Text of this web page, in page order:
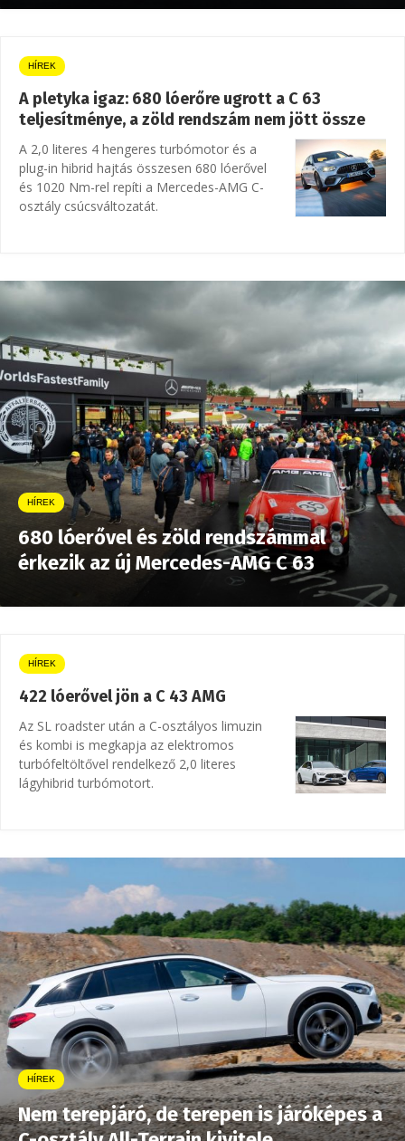
HÍREK
A pletyka igaz: 680 lóerőre ugrott a C 63
teljesítménye, a zöld rendszám nem jött össze
A 2,0 literes 4 hengeres turbómotor és a
plug-in hibrid hajtás összesen 680 lóerővel
és 1020 Nm-rel repíti a Mercedes-AMG C-
osztály csúcsváltozatát.
HÍREK
680 lóerővel és zöld rendszámmal
érkezik az új Mercedes-AMG C 63
HÍREK
422 lóerővel jön a C 43 AMG
Az SL roadster után a C-osztályos limuzin
és kombi is megkapja az elektromos
turbófeltöltővel rendelkező 2,0 literes
lágyhibrid turbómotort.
HÍREK
Nem terepjáró, de terepen is járóképes a